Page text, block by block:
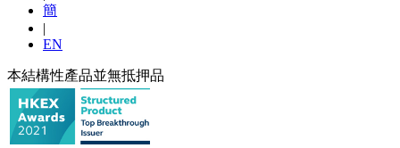
簡
|
EN
本結構性產品並無抵押品